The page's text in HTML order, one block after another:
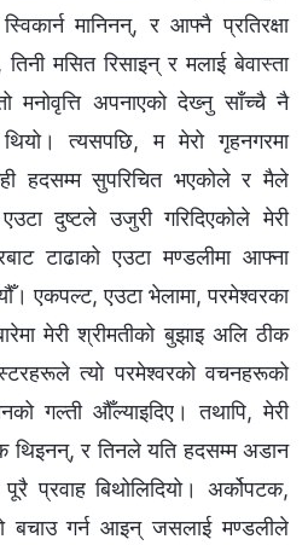
मानिनन्, र आफ्नै प्रतिरक्षा
मसित रिसाइन् र मलाई बेवास्ता
मनोवृत्ति अपनाएको देख्‍नु साँच्‍चै नै
त्यसपछि, म मेरो गृहनगरमा
हदसम्म सुपरिचित भएकोले र मैले
दुष्टले उजुरी गरिदिएकोले मेरी
टाढाको एउटा मण्डलीमा आफ्ना
एकपल्ट, एउटा भेलामा, परमेश्‍वरका
मेरी श्रीमतीको बुझाइ अलि ठीक
त्यो परमेश्‍वरको वचनहरूको
गल्ती औँल्याइदिए। तथापि, मेरी
थिइनन्, र तिनले यति हदसम्म अडान
प्रवाह बिथोलिदियो। अर्कोपटक,
बचाउ गर्न आइन् जसलाई मण्डलीले